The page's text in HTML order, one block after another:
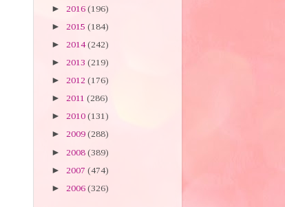
► 2016 (196)
► 2015 (184)
► 2014(242)
► 2013 (219)
► 2012 (176)
► 2011 (286)
► 2010 (131)
► 2009 (288)
► 2008 (389)
► 2007 (474)
► 2006 (326)